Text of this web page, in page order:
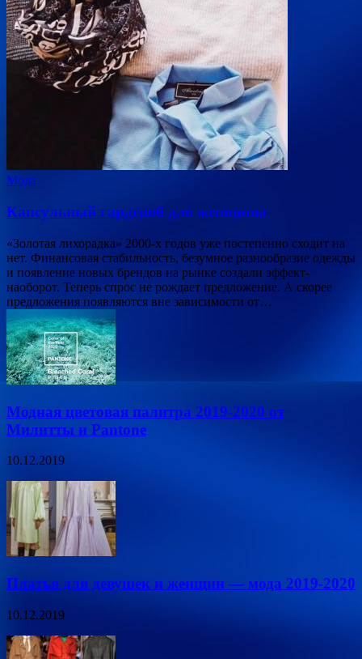
Мода
Капсульный гардероб для женщины
«Золотая лихорадка» 2000-х годов уже постепенно сходит на
нет. Финансовая стабильность, безумное разнообразие одежды
и появление новых брендов на рынке создали эффект-
наоборот. Теперь спрос не рождает предложение. А скорее
предложения появляются вне зависимости от…
Модная цветовая палитра 2019-2020 от
Милитты и Pantone
10.12.2019
Платья для девушек и женщин — мода 2019-2020
10.12.2019